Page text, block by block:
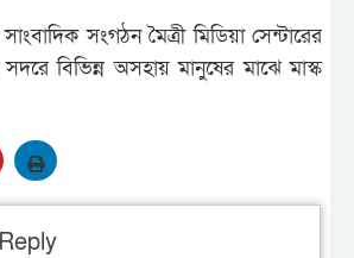
সংগঠন মৈত্রী মিডিয়া সেন্টারের
সদরে বিভিন্ন অসহায় মানুষের মাঝে মাস্ক